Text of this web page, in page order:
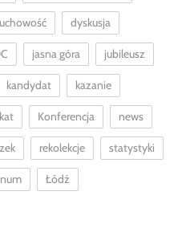
dyskusja
jasna góra jubileusz
kandydat kazanie
Konferencja news
rekolekcje statystyki
Łódź